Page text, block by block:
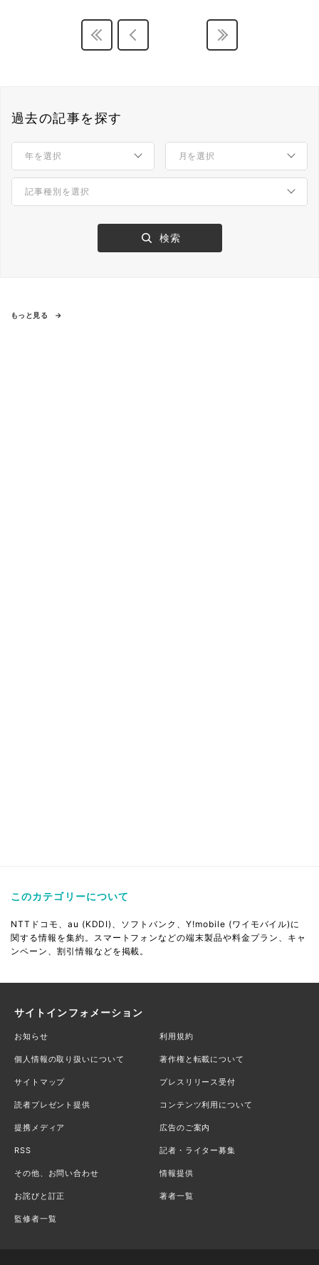
過去の記事を探す
もっと見る
このカテゴリーについて
NTTドコモ、au (KDDI)、ソフトバンク、Y!mobile (ワイモバイル)に
関する情報を集約。スマートフォンなどの端末製品や料金プラン、キャ
ンペーン、割引情報などを掲載。
サイトインフォメーション
お知らせ 利用規約
個人情報の取り扱いについて 著作権と転載について
サイトマップ プレスリリース受付
読者プレゼント提供 コンテンツ利用について
提携メディア 広告のご案内
RSS 記者・ライター募集
その他、お問い合わせ 情報提供
お詫びと訂正 著者一覧
監修者一覧